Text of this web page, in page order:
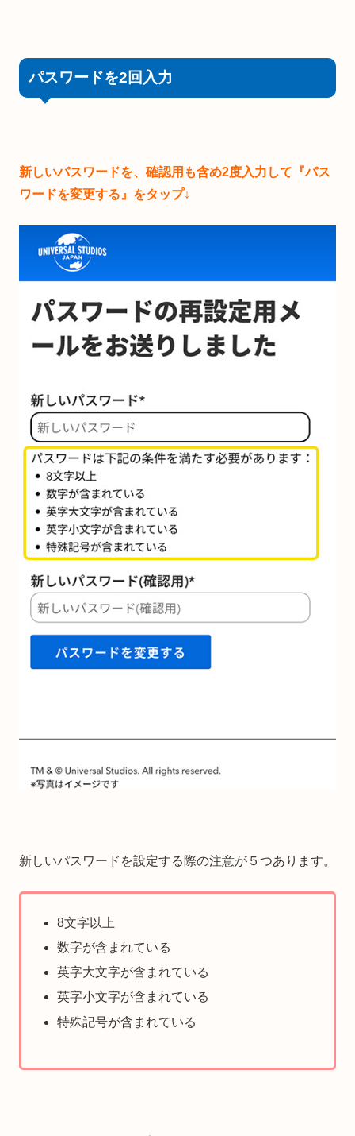
パスワードを2回入力
新しいパスワードを、確認用も含め2度入力して『パス
ワードを変更する』をタップ↓
新しいパスワードを設定する際の注意が５つあります。
8文字以上
数字が含まれている
英字大文字が含まれている
英字小文字が含まれている
特殊記号が含まれている